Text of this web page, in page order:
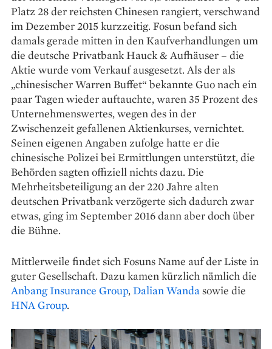
Platz 28 der reichsten Chinesen rangiert, verschwand
im Dezember 2015 kurzzeitig. Fosun befand sich
damals gerade mitten in den Kaufverhandlungen um
die deutsche Privatbank Hauck & Aufhäuser – die
Aktie wurde vom Verkauf ausgesetzt. Als der als
„chinesischer Warren Buffet“ bekannte Guo nach ein
paar Tagen wieder auftauchte, waren 35 Prozent des
Unternehmenswertes, wegen des in der
Zwischenzeit gefallenen Aktienkurses, vernichtet.
Seinen eigenen Angaben zufolge hatte er die
chinesische Polizei bei Ermittlungen unterstützt, die
Behörden sagten offiziell nichts dazu. Die
Mehrheitsbeteiligung an der 220 Jahre alten
deutschen Privatbank verzögerte sich dadurch zwar
etwas, ging im September 2016 dann aber doch über
die Bühne.
Mittlerweile findet sich Fosuns Name auf der Liste in
guter Gesellschaft. Dazu kamen kürzlich nämlich die
Anbang Insurance Group,Dalian Wandasowie die
HNA Group.